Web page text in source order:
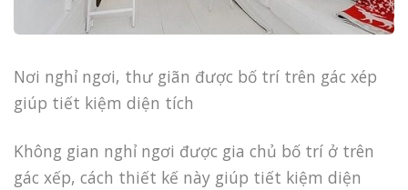
Nơi nghỉ ngơi, thư giãn được bố trí trên gác xép
giúp tiết kiệm diện tích
Không gian nghỉ ngơi được gia chủ bố trí ở trên
gác xếp, cách thiết kế này giúp tiết kiệm diện